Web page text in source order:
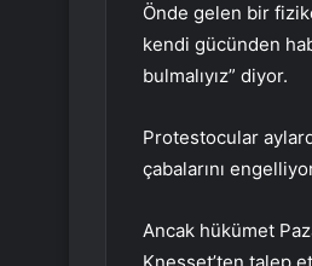
Önde gelen bir
kendi gücünden
bulmalıyız” diyor.
Protestocular
çabalarını
Ancak hükümet